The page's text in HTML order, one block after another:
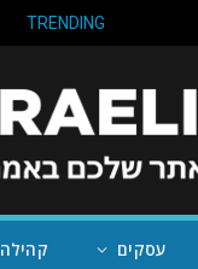
TRENDING
עסקים קהילה